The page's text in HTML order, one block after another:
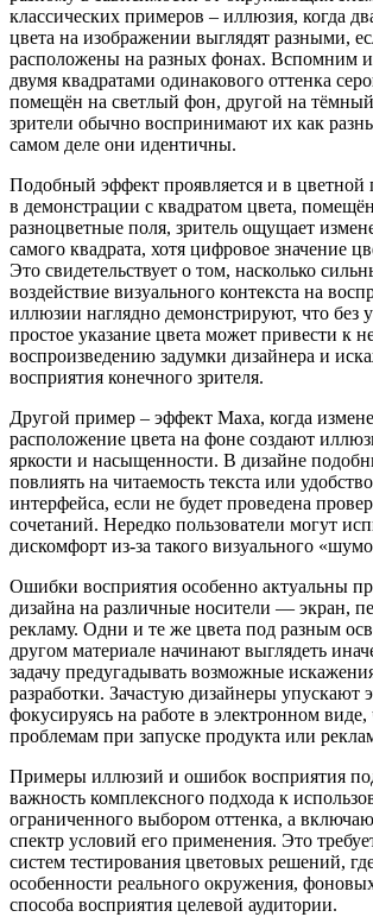
классических примеров – иллюзия, когда
цвета на изображении выглядят разными,
расположены на разных фонах. Вспомним
двумя квадратами одинакового оттенка
помещён на светлый фон, другой на
зрители обычно воспринимают их как
самом деле они идентичны.
Подобный эффект проявляется и в
в демонстрации с квадратом цвета,
разноцветные поля, зритель ощущает
самого квадрата, хотя цифровое значение
Это свидетельствует о том, насколько
воздействие визуального контекста на
иллюзии наглядно демонстрируют, что без
простое указание цвета может привести к
воспроизведению задумки дизайнера и
восприятия конечного зрителя.
Другой пример – эффект Маха, когда
расположение цвета на фоне создают
яркости и насыщенности. В дизайне
повлиять на читаемость текста или
интерфейса, если не будет проведена
сочетаний. Нередко пользователи могут
дискомфорт из-за такого визуального
Ошибки восприятия особенно актуальны
дизайна на различные носители — экран,
рекламу. Одни и те же цвета под разным
другом материале начинают выглядеть
задачу предугадывать возможные
разработки. Зачастую дизайнеры упускают
фокусируясь на работе в электронном
проблемам при запуске продукта или
Примеры иллюзий и ошибок восприятия
важность комплексного подхода к
ограниченного выбором оттенка, а
спектр условий его применения. Это
систем тестирования цветовых решений,
особенности реального окружения,
способа восприятия целевой аудитории.